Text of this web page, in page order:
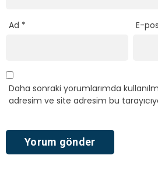
Ad * E-
Daha sonraki yorumlarımda
adresim ve site adresim bu